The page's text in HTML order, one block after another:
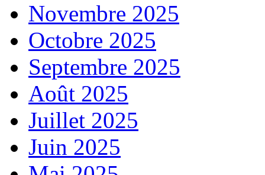
Novembre 2025
Octobre 2025
Septembre 2025
Août 2025
Juillet 2025
Juin 2025